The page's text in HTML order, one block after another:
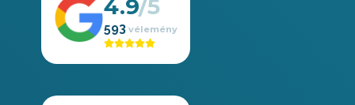
4.9
593